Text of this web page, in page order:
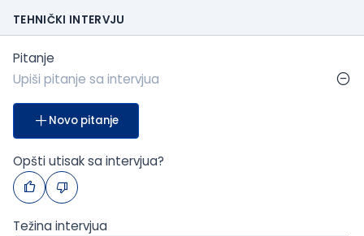
TEHNIČKI INTERVJU
Pitanje
Novo pitanje
Opšti utisak sa intervjua?
Težina intervjua